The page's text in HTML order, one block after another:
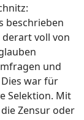
beschrieben
derart voll von
und
war für
Selektion. Mit
Zensur oder